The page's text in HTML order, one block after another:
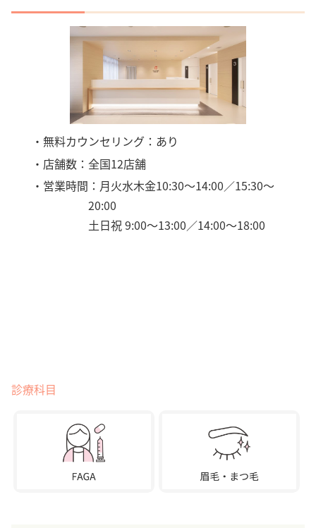
・無料カウンセリング：あり
・店舗数：全国12店舗
・営業時間：月火水木金10:30〜14:00／15:30〜
20:00
土日祝 9:00〜13:00／14:00〜18:00
診療科目